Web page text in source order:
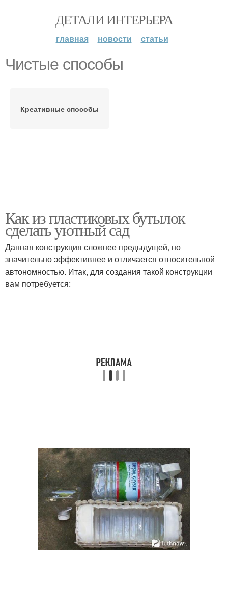
ДЕТАЛИ ИНТЕРЬЕРА
главная новости статьи
Чистые способы
Креативные способы
Как из пластиковых бутылок
сделать уютный сад
Данная конструкция сложнее предыдущей, но
значительно эффективнее и отличается относительной
автономностью. Итак, для создания такой конструкции
вам потребуется: